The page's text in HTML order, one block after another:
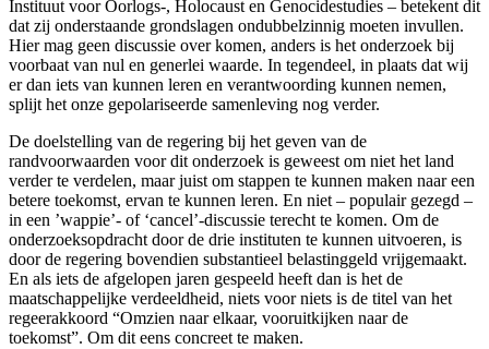
Instituut voor Oorlogs-, Holocaust en Genocidestudies – betekent dit
dat zij onderstaande grondslagen ondubbelzinnig moeten invullen.
Hier mag geen discussie over komen, anders is het onderzoek bij
voorbaat van nul en generlei waarde. In tegendeel, in plaats dat wij
er dan iets van kunnen leren en verantwoording kunnen nemen,
splijt het onze gepolariseerde samenleving nog verder.
De doelstelling van de regering bij het geven van de
randvoorwaarden voor dit onderzoek is geweest om niet het land
verder te verdelen, maar juist om stappen te kunnen maken naar een
betere toekomst, ervan te kunnen leren. En niet – populair gezegd –
in een ’wappie’- of ‘cancel’-discussie terecht te komen. Om de
onderzoeksopdracht door de drie instituten te kunnen uitvoeren, is
door de regering bovendien substantieel belastinggeld vrijgemaakt.
En als iets de afgelopen jaren gespeeld heeft dan is het de
maatschappelijke verdeeldheid, niets voor niets is de titel van het
regeerakkoord “Omzien naar elkaar, vooruitkijken naar de
toekomst”. Om dit eens concreet te maken.